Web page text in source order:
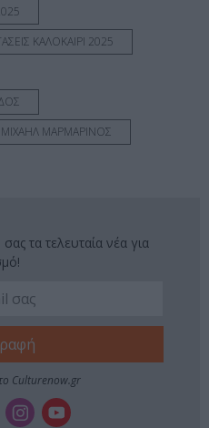
ΚΑΛΟΚΑΙΡΙ 2025
ΜΙΧΑΗΛ ΜΑΡΜΑΡΙΝΟΣ
τα τελευταία νέα για
Culturenow.gr